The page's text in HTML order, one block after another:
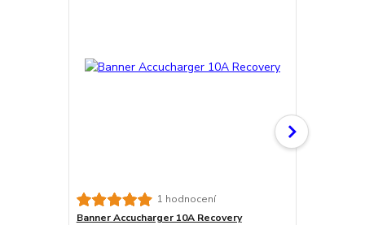
1 hodnocení
Banner Accucharger 10A Recovery